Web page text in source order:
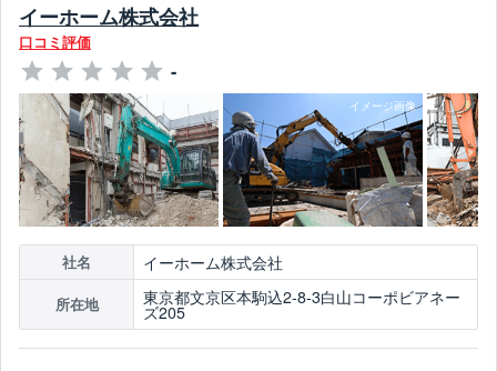
イーホーム株式会社
口コミ評価
-
社名 イーホーム株式会社
所在地 東京都文京区本駒込2-8-3白山コーポビアネー
ズ205